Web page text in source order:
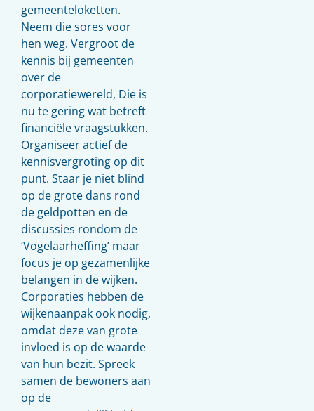
gemeenteloketten.
Neem die sores voor
hen weg. Vergroot de
kennis bij gemeenten
over de
corporatiewereld, Die is
nu te gering wat betreft
financiële vraagstukken.
Organiseer actief de
kennisvergroting op dit
punt. Staar je niet blind
op de grote dans rond
de geldpotten en de
discussies rondom de
‘Vogelaarheffing’ maar
focus je op gezamenlijke
belangen in de wijken.
Corporaties hebben de
wijkenaanpak ook nodig,
omdat deze van grote
invloed is op de waarde
van hun bezit. Spreek
samen de bewoners aan
op de